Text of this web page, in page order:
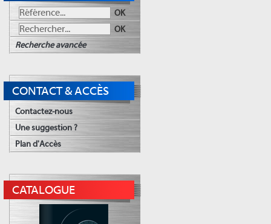
OK
OK
Recherche avancée
CONTACT & ACCÈS
Contactez-nous
Une suggestion ?
Plan d'Accès
CATALOGUE